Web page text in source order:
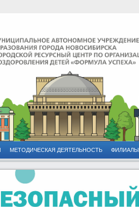
МЕТОДИЧЕСКАЯ ДЕЯТЕЛЬНОСТЬ ФИЛИАЛЫ